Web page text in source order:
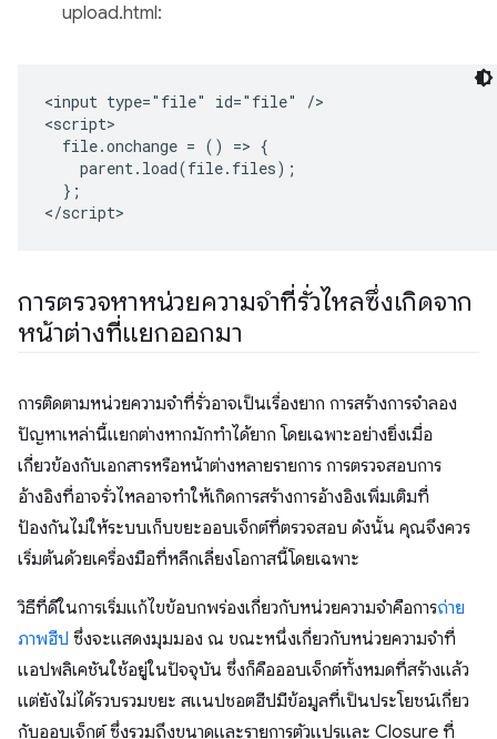
upload.html:
<input type="file" id="file" />
<script>
  file.onchange = () => {
    parent.load(file.files);
  };
การตรวจหาหน่วยความจําที่รั่วไหลซึ่งเกิดจาก
หน้าต่างที่แยกออกมา
การติดตามหน่วยความจําที่รั่วอาจเป็นเรื่องยาก การสร้างการจำลอง
ปัญหาเหล่านี้แยกต่างหากมักทำได้ยาก โดยเฉพาะอย่างยิ่งเมื่อ
เกี่ยวข้องกับเอกสารหรือหน้าต่างหลายรายการ การตรวจสอบการ
อ้างอิงที่อาจรั่วไหลอาจทําให้เกิดการสร้างการอ้างอิงเพิ่มเติมที่
ป้องกันไม่ให้ระบบเก็บขยะออบเจ็กต์ที่ตรวจสอบ ดังนั้น คุณจึงควร
เริ่มต้นด้วยเครื่องมือที่หลีกเลี่ยงโอกาสนี้โดยเฉพาะ
วิธีที่ดีในการเริ่มแก้ไขข้อบกพร่องเกี่ยวกับหน่วยความจำคือการถ่าย
ภาพฮีป ซึ่งจะแสดงมุมมอง ณ ขณะหนึ่งเกี่ยวกับหน่วยความจําที่
แอปพลิเคชันใช้อยู่ในปัจจุบัน ซึ่งก็คือออบเจ็กต์ทั้งหมดที่สร้างแล้ว
แต่ยังไม่ได้รวบรวมขยะ สแนปชอตฮีปมีข้อมูลที่เป็นประโยชน์เกี่ยว
กับออบเจ็กต์ ซึ่งรวมถึงขนาดและรายการตัวแปรและ Closure ที่